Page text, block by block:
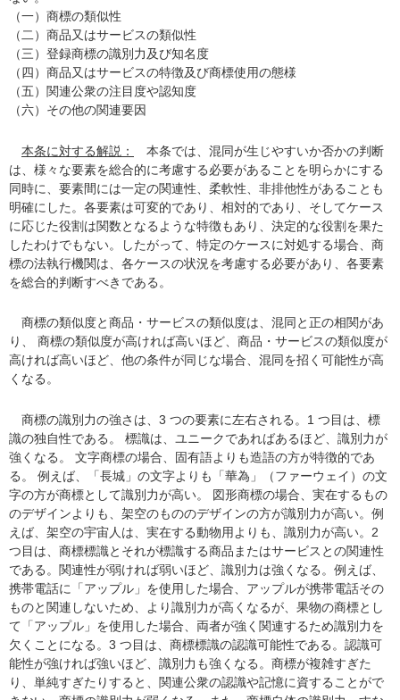
（一）商標の類似性
（二）商品又はサービスの類似性
（三）登録商標の識別力及び知名度
（四）商品又はサービスの特徴及び商標使用の態様
（五）関連公衆の注目度や認知度
（六）その他の関連要因
本条に対する解説：
本条では、混同が生じやすいか否かの判断
は、様々な要素を総合的に考慮する必要があることを明らかにする
同時に、要素間には一定の関連性、柔軟性、非排他性があることも
明確にした。各要素は可変的であり、相対的であり、そしてケース
に応じた役割は関数となるような特徴もあり、決定的な役割を果た
したわけでもない。したがって、特定のケースに対処する場合、商
標の法執行機関は、各ケースの状況を考慮する必要があり、各要素
を総合的判断すべきである。
商標の類似度と商品・サービスの類似度は、混同と正の相関があ
り、 商標の類似度が高ければ高いほど、商品・サービスの類似度が
高ければ高いほど、他の条件が同じな場合、混同を招く可能性が高
くなる。
商標の識別力の強さは、3 つの要素に左右される。1 つ目は、標
識の独自性である。 標識は、ユニークであればあるほど、識別力が
強くなる。 文字商標の場合、固有語よりも造語の方が特徴的であ
る。 例えば、「長城」の文字よりも「華為」（ファーウェイ）の文
字の方が商標として識別力が高い。 図形商標の場合、実在するもの
のデザインよりも、架空のもののデザインの方が識別力が高い。例
えば、架空の宇宙人は、実在する動物用よりも、識別力が高い。2
つ目は、商標標識とそれが標識する商品またはサービスとの関連性
である。関連性が弱ければ弱いほど、識別力は強くなる。例えば、
携帯電話に「アップル」を使用した場合、アップルが携帯電話その
ものと関連しないため、より識別力が高くなるが、果物の商標とし
て「アップル」を使用した場合、両者が強く関連するため識別力を
欠くことになる。3 つ目は、商標標識の認識可能性である。認識可
能性が強ければ強いほど、識別力も強くなる。商標が複雑すぎた
り、単純すぎたりすると、関連公衆の認識や記憶に資することがで